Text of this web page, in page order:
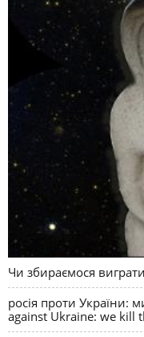
Чи збираємося
росія проти України:
against Ukraine: we kill